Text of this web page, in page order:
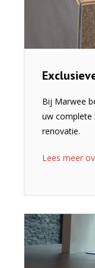
Bij Marwee
uw
renovatie.
Lees meer